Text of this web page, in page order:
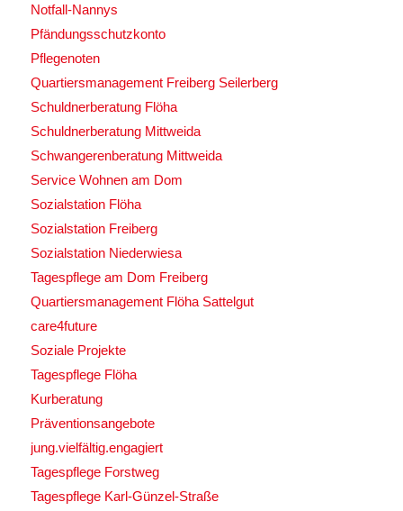
Notfall-Nannys
Pfändungsschutzkonto
Pflegenoten
Quartiersmanagement Freiberg Seilerberg
Schuldnerberatung Flöha
Schuldnerberatung Mittweida
Schwangerenberatung Mittweida
Service Wohnen am Dom
Sozialstation Flöha
Sozialstation Freiberg
Sozialstation Niederwiesa
Tagespflege am Dom Freiberg
Quartiersmanagement Flöha Sattelgut
care4future
Soziale Projekte
Tagespflege Flöha
Kurberatung
Präventionsangebote
jung.vielfältig.engagiert
Tagespflege Forstweg
Tagespflege Karl-Günzel-Straße